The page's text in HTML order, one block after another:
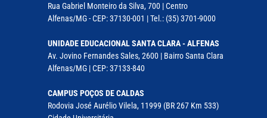
Rua Gabriel Monteiro da Silva, 700 | Centro
Alfenas/MG - CEP: 37130-001 | Tel.: (35) 3701-9000
UNIDADE EDUCACIONAL SANTA CLARA - ALFENAS
Av. Jovino Fernandes Sales, 2600 | Bairro Santa Clara
Alfenas/MG | CEP: 37133-840
CAMPUS POÇOS DE CALDAS
Rodovia José Aurélio Vilela, 11999 (BR 267 Km 533)